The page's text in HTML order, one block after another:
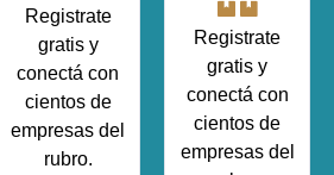
Registrate
gratis y
conectá con
cientos de
empresas del
rubro.
Registrate
gratis y
conectá con
cientos de
empresas del